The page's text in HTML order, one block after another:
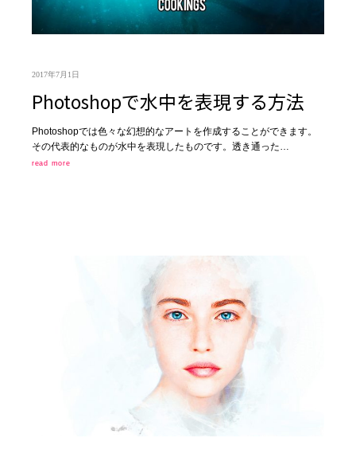
2017年7月1日
Photoshopで水中を表現する方法
Photoshopでは色々な幻想的なアートを作成することができます。
その代表的なものが水中を表現したものです。透き通った…
read more